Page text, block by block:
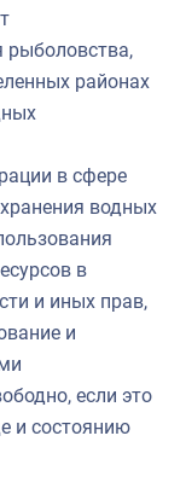
рыболовства,
районах
в сфере
водных
в
и иных прав,
и
если это
и состоянию